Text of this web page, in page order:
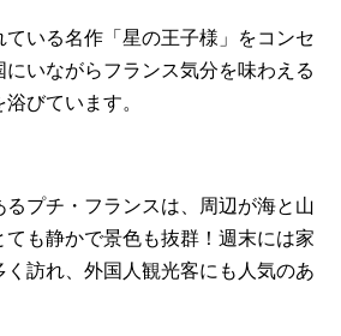
ている名作「星の王子様」をコンセ
いながらフランス気分を味わえる
びています。
プチ・フランスは、周辺が海と山
も静かで景色も抜群！週末には家
訪れ、外国人観光客にも人気のあ